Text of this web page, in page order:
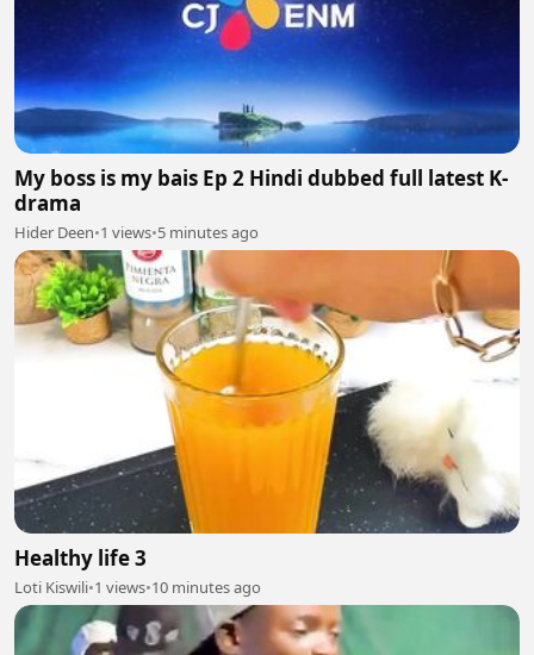
My boss is my bais Ep 2 Hindi dubbed full latest K-
drama
Hider Deen•1 views•5 minutes ago
Healthy life 3
Loti Kiswili•1 views•10 minutes ago